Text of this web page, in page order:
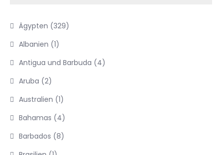
Ägypten (329)
Albanien (1)
Antigua und Barbuda (4)
Aruba (2)
Australien (1)
Bahamas (4)
Barbados (8)